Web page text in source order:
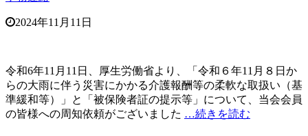
2024年11月11日
令和6年11月11日、厚生労働省より、「令和６年11月８日か
らの大雨に伴う災害にかかる介護報酬等の柔軟な取扱い（基
準緩和等）」と「被保険者証の提示等」について、当会会員
の皆様への周知依頼がございました …続きを読む